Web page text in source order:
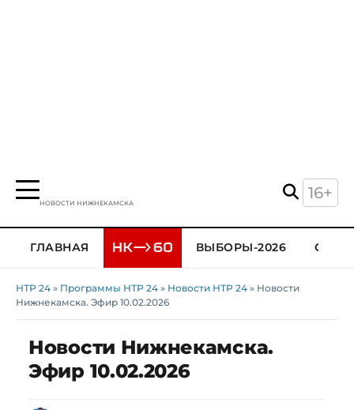
НОВОСТИ НИЖНЕКАМСКА
16+
ГЛАВНАЯ ВЫБОРЫ-2026
НТР 24 » Программы НТР 24 » Новости НТР 24 » Новости
Нижнекамска. Эфир 10.02.2026
Новости Нижнекамска.
Эфир 10.02.2026